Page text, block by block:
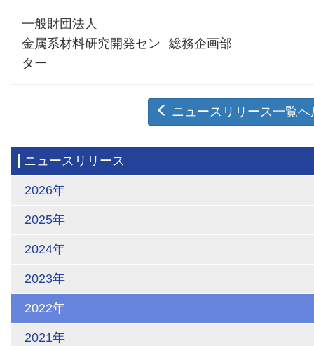
一般財団法人
金属系材料研究開発セン
ター
総務企画部
ニュースリリース一覧へ
ニュースリリース
2026年
2025年
2024年
2023年
2022年
2021年